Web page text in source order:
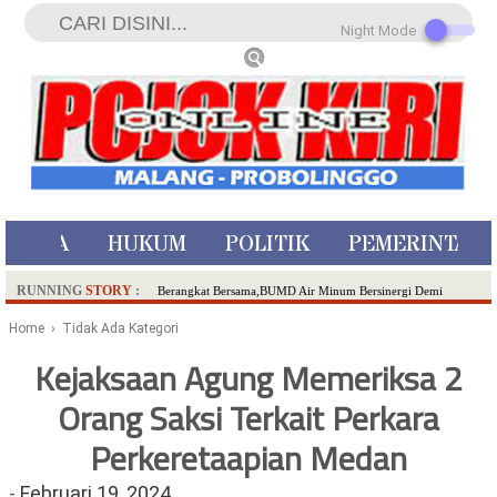
HUKUM POLITIK
RUNNING STORY : Berangkat Bersama,BUMD Air Minum Bersinergi Demi
Ditangkap di Kediri,Satu Buron
SDN Sumberejo 02 Kota Batu Kembangkan Program Inovasi
Literasi Melalui LASKAR JODA, Usung Filosofi Gelar Sehelai
Tikar
Ambulance Dari Berbagai Daerah Padati Kota Wisata Batu
Home › Tidak Ada Kategori
Kejaksaan Agung Memeriksa 2
Orang Saksi Terkait Perkara
Perkeretaapian Medan
Night Mode